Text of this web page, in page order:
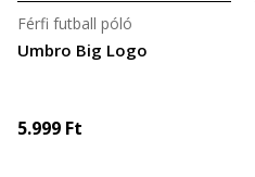
Umbro Big Logo
Férfi futball póló
5.999 Ft